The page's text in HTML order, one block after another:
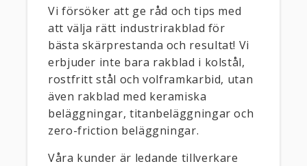
Vi försöker att ge råd och tips med
att välja rätt industrirakblad för
bästa skärprestanda och resultat! Vi
erbjuder inte bara rakblad i kolstål,
rostfritt stål och volframkarbid, utan
även rakblad med keramiska
beläggningar, titanbeläggningar och
zero-friction beläggningar.
Våra kunder är ledande tillverkare